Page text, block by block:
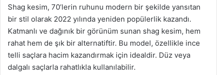
Shag kesim, 70’lerin ruhunu modern bir şekilde yansıtan
bir stil olarak 2022 yılında yeniden popülerlik kazandı.
Katmanlı ve dağınık bir görünüm sunan shag kesim, hem
rahat hem de şık bir alternatiftir. Bu model, özellikle ince
telli saçlara hacim kazandırmak için idealdir. Düz veya
dalgalı saçlarla rahatlıkla kullanılabilir.